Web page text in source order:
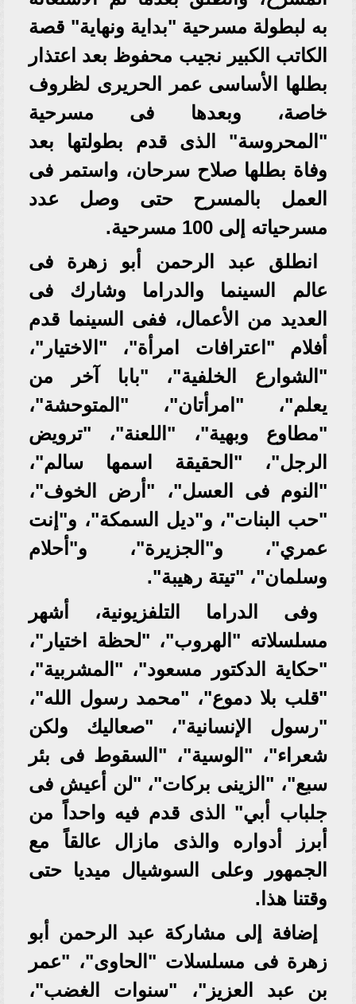
به لبطولة مسرحية "بداية ونهاية" قصة
الكاتب الكبير نجيب محفوظ بعد اعتذار
بطلها الأساسى عمر الحريرى لظروف
خاصة، وبعدها فى مسرحية
"المحروسة" الذى قدم بطولتها بعد
وفاة بطلها صلاح سرحان، واستمر فى
العمل بالمسرح حتى وصل عدد
مسرحياته إلى 100 مسرحية.
انطلق عبد الرحمن أبو زهرة فى
عالم السينما والدراما وشارك فى
العديد من الأعمال، ففى السينما قدم
أفلام "اعترافات امرأة"، "الاختيار"،
"الشوارع الخلفية"، "بابا آخر من
يعلم"، "امرأتان"، "المتوحشة"،
"مطاوع وبهية"، "اللعنة"، "ترويض
الرجل"، "الحقيقة اسمها سالم"،
"النوم فى العسل"، "أرض الخوف"،
"حب البنات"، و"ديل السمكة"، و"إنت
عمري"، و"الجزيرة"، و"أحلام
وسلمان"، "تيتة رهيبة".
وفى الدراما التلفزيونية، أشهر
مسلسلاته "الهروب"، "لحظة اختيار"،
"حكاية الدكتور مسعود"، "المشربية"،
"قلب بلا دموع"، "محمد رسول الله"،
"رسول الإنسانية"، "صعاليك ولكن
شعراء"، "الوسية"، "السقوط فى بئر
سبع"، "الزينى بركات"، "لن أعيش فى
جلباب أبي" الذى قدم فيه واحداً من
أبرز أدواره والذى مازال عالقاً مع
الجمهور وعلى السوشيال ميديا حتى
وقتنا هذا.
إضافة إلى مشاركة عبد الرحمن أبو
زهرة فى مسلسلات "الحاوى"، "عمر
بن عبد العزيز"، "سنوات الغضب"،